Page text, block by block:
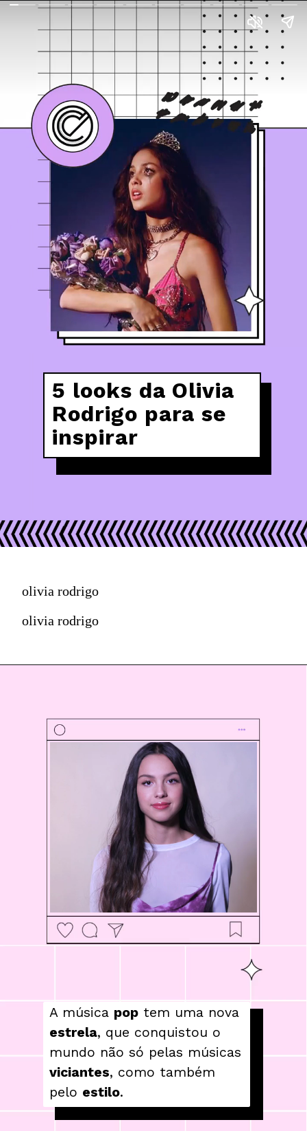
5 looks da Olivia
Rodrigo para se
inspirar
olivia rodrigo
olivia rodrigo
A música pop
tem uma nova
estrela, que conquistou o
viciantes, como também
pelo estilo.